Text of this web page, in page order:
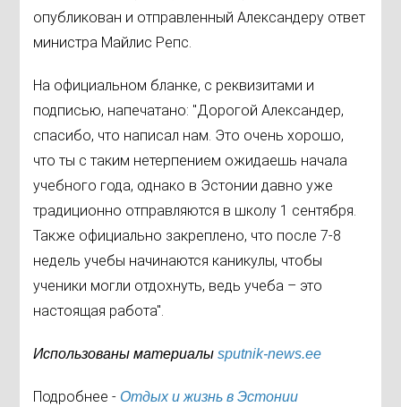
опубликован и отправленный Александеру ответ
министра Майлис Репс.
На официальном бланке, с реквизитами и
подписью, напечатано: "Дорогой Александер,
спасибо, что написал нам. Это очень хорошо,
что ты с таким нетерпением ожидаешь начала
учебного года, однако в Эстонии давно уже
традиционно отправляются в школу 1 сентября.
Также официально закреплено, что после 7-8
недель учебы начинаются каникулы, чтобы
ученики могли отдохнуть, ведь учеба – это
настоящая работа".
Использованы материалыsputnik-news.ee
Подробнее - Отдых и жизнь в Эстонии